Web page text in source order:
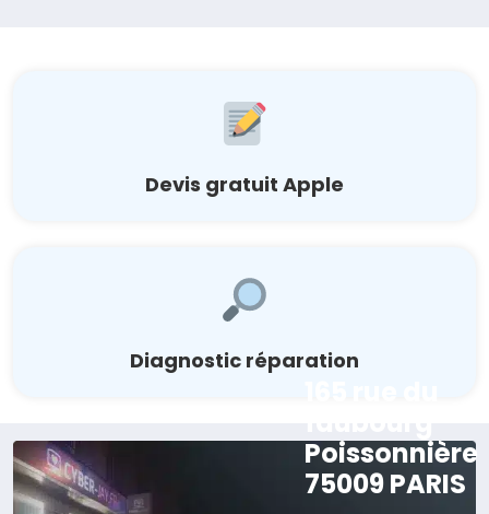
Devis gratuit Apple
Diagnostic réparation
Poissonnière
75009 PARIS